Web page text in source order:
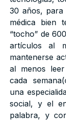
30 años, para
médica bien
“tocho” de
artículos al
mantenerse
al menos
cada
una
social, y el
palabra, y